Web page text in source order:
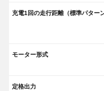
充電1回の走行距離（標準パターン
モーター形式
定格出力